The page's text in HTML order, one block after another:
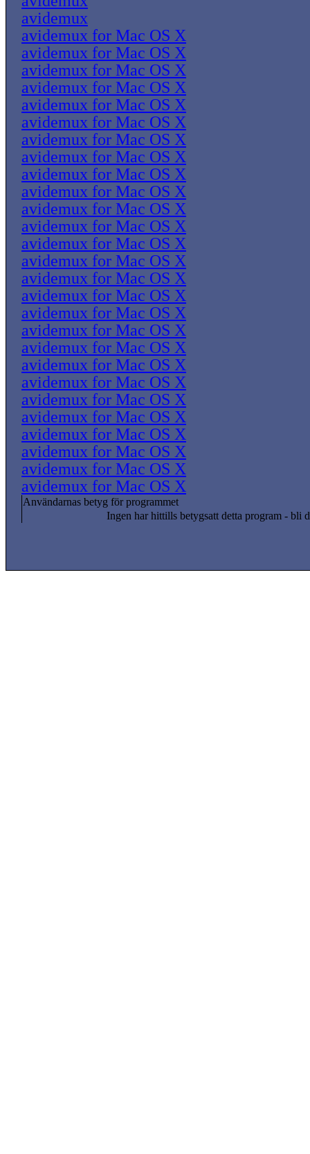
avidemux
avidemux for Mac OS X
avidemux for Mac OS X
avidemux for Mac OS X
avidemux for Mac OS X
avidemux for Mac OS X
avidemux for Mac OS X
avidemux for Mac OS X
avidemux for Mac OS X
avidemux for Mac OS X
avidemux for Mac OS X
avidemux for Mac OS X
avidemux for Mac OS X
avidemux for Mac OS X
avidemux for Mac OS X
avidemux for Mac OS X
avidemux for Mac OS X
avidemux for Mac OS X
avidemux for Mac OS X
avidemux for Mac OS X
avidemux for Mac OS X
avidemux for Mac OS X
avidemux for Mac OS X
avidemux for Mac OS X
avidemux for Mac OS X
avidemux for Mac OS X
avidemux for Mac OS X
avidemux for Mac OS X
Användarnas betyg för programmet
Ingen har hittills betygsatt detta program - bli